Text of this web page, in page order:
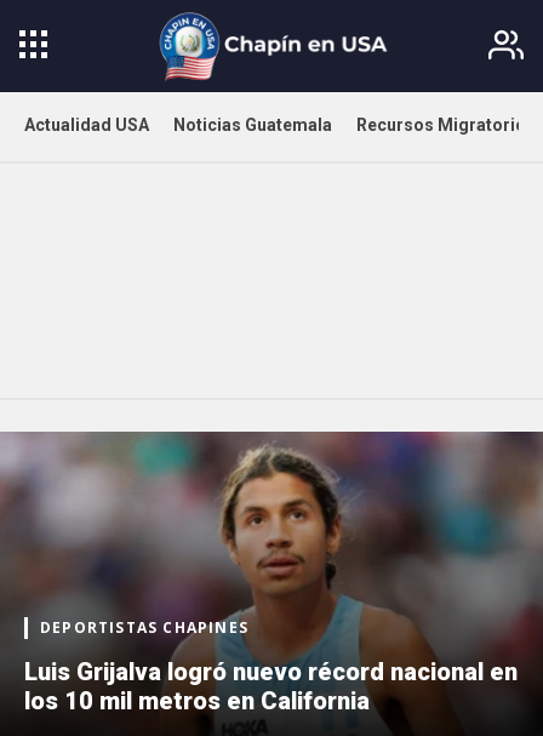
Actualidad USA Noticias Guatemala Recursos Migratorios
DEPORTISTAS CHAPINES
Luis Grijalva logró nuevo récord nacional en
los 10 mil metros en California